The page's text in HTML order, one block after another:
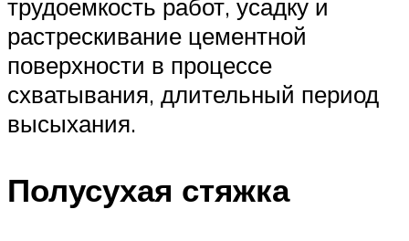
трудоемкость работ, усадку и
растрескивание цементной
поверхности в процессе
схватывания, длительный период
высыхания.
Полусухая стяжка